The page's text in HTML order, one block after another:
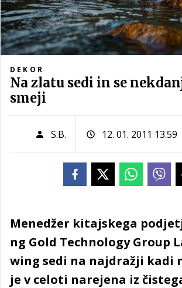
DEKOR
Na zlatu sedi in se
smeji
S.B. 12. 01. 2011 13.59
Menedžer kitajskega
ng Gold Technology Group
wing sedi na najdražji kadi
je v celoti narejena iz